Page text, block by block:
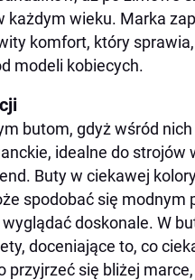
każdym wieku. Marka
komfort, który
modeli kobiecych.
butom, gdyż wśród
idealne do strojów
Buty w ciekawej
spodobać się modnym
doskonale. W
doceniające to, co
się bliżej